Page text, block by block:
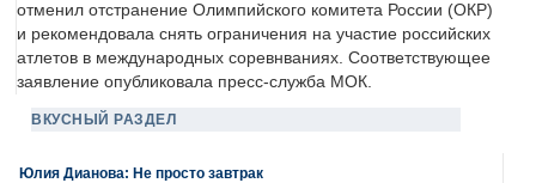
отменил отстранение Олимпийского комитета России (ОКР)
и рекомендовала снять ограничения на участие российских
атлетов в международных соревнваниях. Соответствующее
заявление опубликовала пресс-служба МОК.
ВКУСНЫЙ РАЗДЕЛ
Юлия Дианова: Не просто завтрак